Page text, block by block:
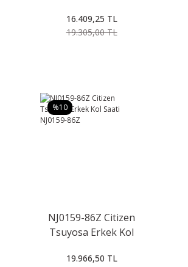
16.409,25 TL
19.305,00 TL
%10
NJ0159-86Z Citizen
Tsuyosa Erkek Kol
19.966,50 TL